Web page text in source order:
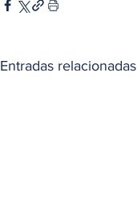
Entradas relacionadas